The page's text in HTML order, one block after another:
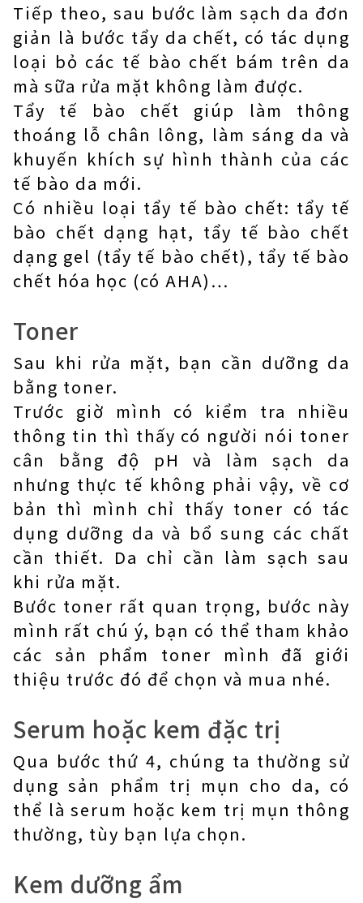
Tiếp theo, sau bước làm sạch da đơn
giản là bước tẩy da chết, có tác dụng
loại bỏ các tế bào chết bám trên da
mà sữa rửa mặt không làm được.
Tẩy tế bào chết giúp làm thông
thoáng lỗ chân lông, làm sáng da và
khuyến khích sự hình thành của các
tế bào da mới.
Có nhiều loại tẩy tế bào chết: tẩy tế
bào chết dạng hạt, tẩy tế bào chết
dạng gel (tẩy tế bào chết), tẩy tế bào
chết hóa học (có AHA)…
Toner
Sau khi rửa mặt, bạn cần dưỡng da
bằng toner.
Trước giờ mình có kiểm tra nhiều
thông tin thì thấy có người nói toner
cân bằng độ pH và làm sạch da
nhưng thực tế không phải vậy, về cơ
bản thì mình chỉ thấy toner có tác
dụng dưỡng da và bổ sung các chất
cần thiết. Da chỉ cần làm sạch sau
khi rửa mặt.
Bước toner rất quan trọng, bước này
mình rất chú ý, bạn có thể tham khảo
các sản phẩm toner mình đã giới
thiệu trước đó để chọn và mua nhé.
Serum hoặc kem đặc trị
Qua bước thứ 4, chúng ta thường sử
dụng sản phẩm trị mụn cho da, có
thể là serum hoặc kem trị mụn thông
thường, tùy bạn lựa chọn.
Kem dưỡng ẩm